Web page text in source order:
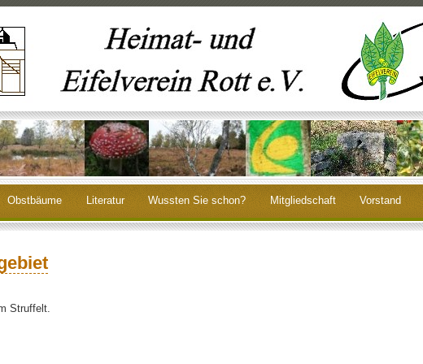
Obstbäume Literatur Wussten Sie schon? Mitgliedschaft Vorstand
Struffelt.